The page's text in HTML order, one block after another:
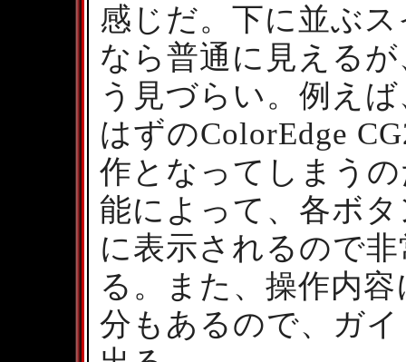
感じだ。下に並ぶ
なら普通に見える
う見づらい。例え
はずのColorEdge
作となってしまう
能によって、各ボ
に表示されるので
る。また、操作内
分もあるので、ガ